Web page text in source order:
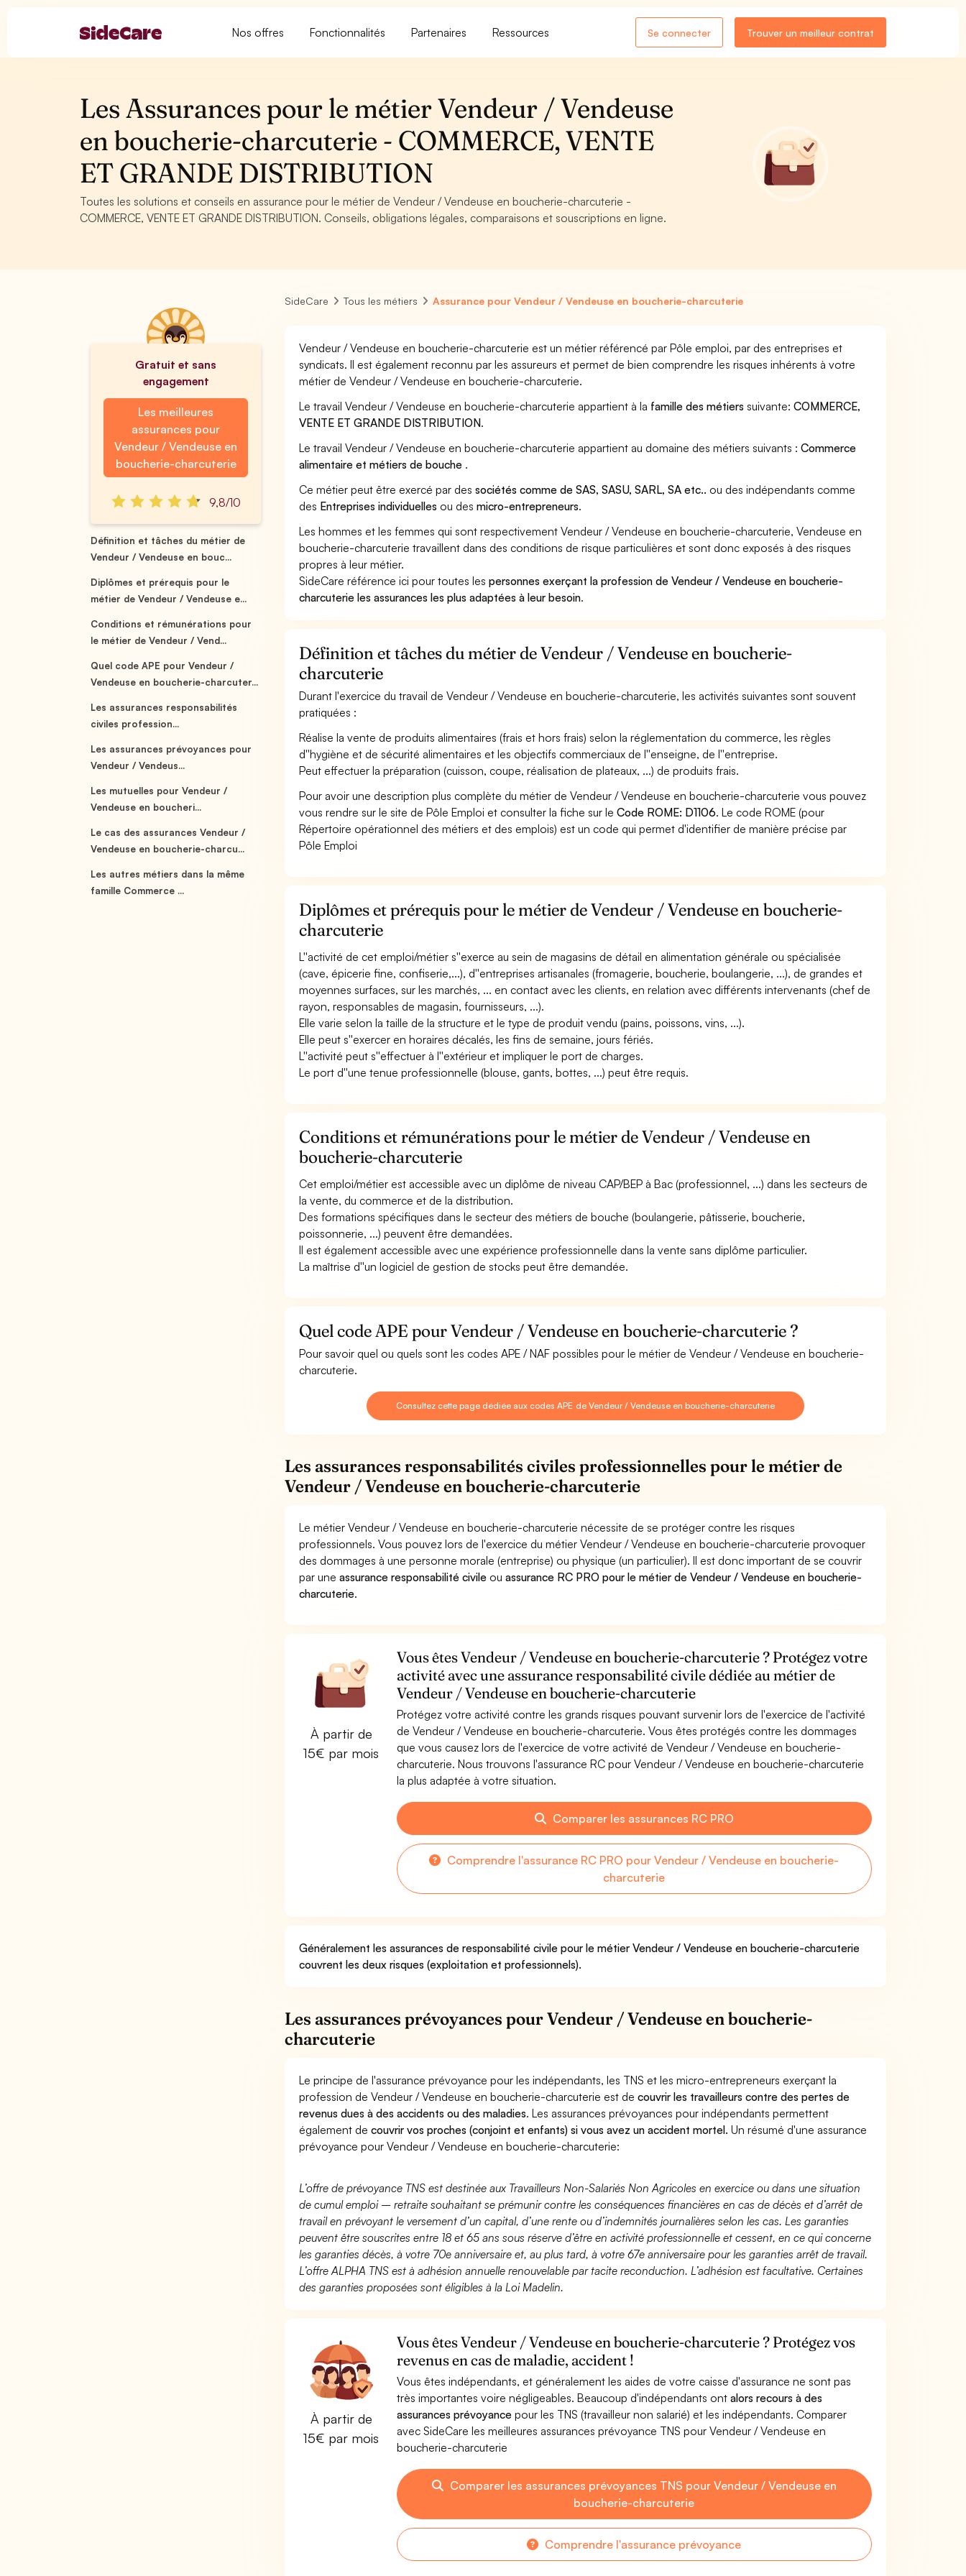
Nos offres Fonctionnalités Partenaires Ressources Se connecter Trouver un meilleur contrat
Les Assurances pour le métier Vendeur / Vendeuse
en boucherie-charcuterie - COMMERCE, VENTE
ET GRANDE DISTRIBUTION
Toutes les solutions et conseils en assurance pour le métier de Vendeur / Vendeuse en boucherie-charcuterie -
COMMERCE, VENTE ET GRANDE DISTRIBUTION. Conseils, obligations légales, comparaisons et souscriptions en ligne.
Gratuit et sans
engagement
Les meilleures
assurances pour
Vendeur / Vendeuse en
boucherie-charcuterie
9,8/10
Définition et tâches du métier de
Vendeur / Vendeuse en bouc...
Diplômes et prérequis pour le
métier de Vendeur / Vendeuse e...
Conditions et rémunérations pour
le métier de Vendeur / Vend...
Quel code APE pour Vendeur /
Vendeuse en boucherie-charcuter...
Les assurances responsabilités
civiles profession...
Les assurances prévoyances pour
Vendeur / Vendeus...
Les mutuelles pour Vendeur /
Vendeuse en boucheri...
Le cas des assurances Vendeur /
Vendeuse en boucherie-charcu...
Les autres métiers dans la même
famille Commerce ...
SideCare Tous les métiers Assurance pour Vendeur / Vendeuse en boucherie-charcuterie
Vendeur / Vendeuse en boucherie-charcuterie est un métier référencé par Pôle emploi, par des entreprises et
syndicats. Il est également reconnu par les assureurs et permet de bien comprendre les risques inhérents à votre
métier de Vendeur / Vendeuse en boucherie-charcuterie.
Le travail Vendeur / Vendeuse en boucherie-charcuterie appartient à la famille des métiers suivante:COMMERCE,
VENTE ET GRANDE DISTRIBUTION.
Le travail Vendeur / Vendeuse en boucherie-charcuterie appartient au domaine des métiers suivants :Commerce
alimentaire et métiers de bouche .
Ce métier peut être exercé par dessociétés comme de SAS, SASU, SARL, SA etc.. ou des indépendants comme
des Entreprises individuelles ou desmicro-entrepreneurs.
Les hommes et les femmes qui sont respectivement Vendeur / Vendeuse en boucherie-charcuterie, Vendeuse en
boucherie-charcuterie travaillent dans des conditions de risque particulières et sont donc exposés à des risques
propres à leur métier.
SideCare référence ici pour toutes lespersonnes exerçant la profession de Vendeur / Vendeuse en boucherie-
charcuterie les assurances les plus adaptées à leur besoin.
Définition et tâches du métier de Vendeur / Vendeuse en boucherie-
charcuterie
Durant l'exercice du travail de Vendeur / Vendeuse en boucherie-charcuterie, les activités suivantes sont souvent
pratiquées :
Réalise la vente de produits alimentaires (frais et hors frais) selon la réglementation du commerce, les règles
d''hygiène et de sécurité alimentaires et les objectifs commerciaux de l''enseigne, de l''entreprise.
Peut effectuer la préparation (cuisson, coupe, réalisation de plateaux, ...) de produits frais.
Pour avoir une description plus complète du métier de Vendeur / Vendeuse en boucherie-charcuterie vous pouvez
vous rendre sur le site de Pôle Emploi et consulter la fiche sur leCode ROME: D1106. Le code ROME (pour
Répertoire opérationnel des métiers et des emplois) est un code qui permet d'identifier de manière précise par
Pôle Emploi
Diplômes et prérequis pour le métier de Vendeur / Vendeuse en boucherie-
charcuterie
L''activité de cet emploi/métier s''exerce au sein de magasins de détail en alimentation générale ou spécialisée
(cave, épicerie fine, confiserie,...), d''entreprises artisanales (fromagerie, boucherie, boulangerie, ...), de grandes et
moyennes surfaces, sur les marchés, ... en contact avec les clients, en relation avec différents intervenants (chef de
rayon, responsables de magasin, fournisseurs, ...).
Elle varie selon la taille de la structure et le type de produit vendu (pains, poissons, vins, ...).
Elle peut s''exercer en horaires décalés, les fins de semaine, jours fériés.
L''activité peut s''effectuer à l''extérieur et impliquer le port de charges.
Le port d''une tenue professionnelle (blouse, gants, bottes, ...) peut être requis.
Conditions et rémunérations pour le métier de Vendeur / Vendeuse en
boucherie-charcuterie
Cet emploi/métier est accessible avec un diplôme de niveau CAP/BEP à Bac (professionnel, ...) dans les secteurs de
la vente, du commerce et de la distribution.
Des formations spécifiques dans le secteur des métiers de bouche (boulangerie, pâtisserie, boucherie,
poissonnerie, ...) peuvent être demandées.
Il est également accessible avec une expérience professionnelle dans la vente sans diplôme particulier.
La maîtrise d''un logiciel de gestion de stocks peut être demandée.
Quel code APE pour Vendeur / Vendeuse en boucherie-charcuterie ?
Pour savoir quel ou quels sont les codes APE / NAF possibles pour le métier de Vendeur / Vendeuse en boucherie-
charcuterie.
Consultez cette page dédiée aux codes APE de Vendeur / Vendeuse en boucherie-charcuterie
Les assurances responsabilités civiles professionnelles pour le métier de
Vendeur / Vendeuse en boucherie-charcuterie
Le métier Vendeur / Vendeuse en boucherie-charcuterie nécessite de se protéger contre les risques
professionnels. Vous pouvez lors de l'exercice du métier Vendeur / Vendeuse en boucherie-charcuterie provoquer
des dommages à une personne morale (entreprise) ou physique (un particulier). Il est donc important de se couvrir
par uneassurance responsabilité civile ouassurance RC PRO pour le métier de Vendeur / Vendeuse en boucherie-
charcuterie.
À partir de
15€ par mois
Vous êtes Vendeur / Vendeuse en boucherie-charcuterie ? Protégez votre
activité avec une assurance responsabilité civile dédiée au métier de
Vendeur / Vendeuse en boucherie-charcuterie
Protégez votre activité contre les grands risques pouvant survenir lors de l'exercice de l'activité
de Vendeur / Vendeuse en boucherie-charcuterie. Vous êtes protégés contre les dommages
que vous causez lors de l'exercice de votre activité de Vendeur / Vendeuse en boucherie-
charcuterie. Nous trouvons l'assurance RC pour Vendeur / Vendeuse en boucherie-charcuterie
la plus adaptée à votre situation.
Comparer les assurances RC PRO
Comprendre l'assurance RC PRO pour Vendeur / Vendeuse en boucherie-
charcuterie
Généralement les assurances de responsabilité civile pour le métier Vendeur / Vendeuse en boucherie-charcuterie
couvrent les deux risques (exploitation et professionnels).
Les assurances prévoyances pour Vendeur / Vendeuse en boucherie-
charcuterie
Le principe de l'assurance prévoyance pour les indépendants, les TNS et les micro-entrepreneurs exerçant la
profession de Vendeur / Vendeuse en boucherie-charcuterie est decouvrir les travailleurs contre des pertes de
revenus dues à des accidents ou des maladies. Les assurances prévoyances pour indépendants permettent
également decouvrir vos proches (conjoint et enfants) si vous avez un accident mortel. Un résumé d'une assurance
prévoyance pour Vendeur / Vendeuse en boucherie-charcuterie:
L’offre de prévoyance TNS est destinée aux Travailleurs Non-Salariés Non Agricoles en exercice ou dans une situation
de cumul emploi – retraite souhaitant se prémunir contre les conséquences financières en cas de décès et d’arrêt de
travail en prévoyant le versement d’un capital, d’une rente ou d’indemnités journalières selon les cas. Les garanties
peuvent être souscrites entre 18 et 65 ans sous réserve d’être en activité professionnelle et cessent, en ce qui concerne
les garanties décès, à votre 70e anniversaire et, au plus tard, à votre 67e anniversaire pour les garanties arrêt de travail.
L’offre ALPHA TNS est à adhésion annuelle renouvelable par tacite reconduction. L’adhésion est facultative. Certaines
des garanties proposées sont éligibles à la Loi Madelin.
À partir de
15€ par mois
Vous êtes Vendeur / Vendeuse en boucherie-charcuterie ? Protégez vos
revenus en cas de maladie, accident !
Vous êtes indépendants, et généralement les aides de votre caisse d'assurance ne sont pas
très importantes voire négligeables. Beaucoup d'indépendants ont alors recours à des
assurances prévoyancepour les TNS (travailleur non salarié) et les indépendants. Comparer
avec SideCare les meilleures assurances prévoyance TNS pour Vendeur / Vendeuse en
boucherie-charcuterie
Comparer les assurances prévoyances TNS pour Vendeur / Vendeuse en
boucherie-charcuterie
Comprendre l'assurance prévoyance